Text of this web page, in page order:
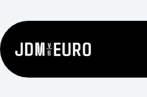
content